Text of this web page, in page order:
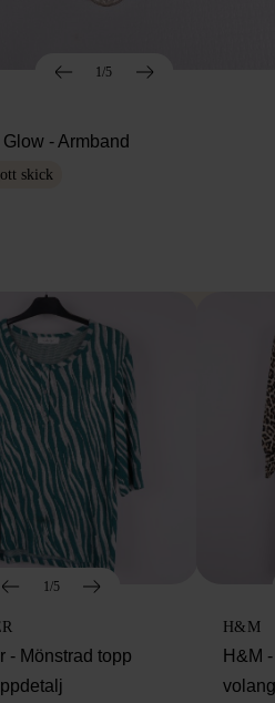
1/5
- Armband
skick
1/5
- Mönstrad topp
H&M
H&M